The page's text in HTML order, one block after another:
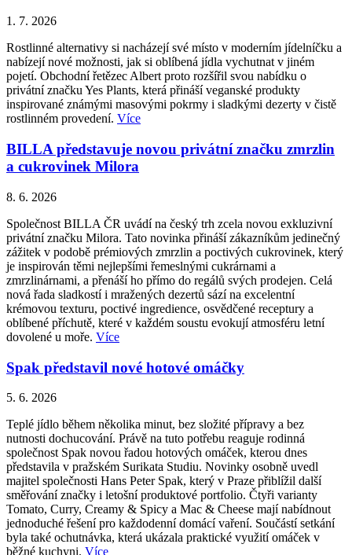
1. 7. 2026
Rostlinné alternativy si nacházejí své místo v moderním jídelníčku a
nabízejí nové možnosti, jak si oblíbená jídla vychutnat v jiném
pojetí. Obchodní řetězec Albert proto rozšířil svou nabídku o
privátní značku Yes Plants, která přináší veganské produkty
inspirované známými masovými pokrmy i sladkými dezerty v čistě
rostlinném provedení. Více
BILLA představuje novou privátní značku zmrzlin
a cukrovinek Milora
8. 6. 2026
Společnost BILLA ČR uvádí na český trh zcela novou exkluzivní
privátní značku Milora. Tato novinka přináší zákazníkům jedinečný
zážitek v podobě prémiových zmrzlin a poctivých cukrovinek, který
je inspirován těmi nejlepšími řemeslnými cukrárnami a
zmrzlinárnami, a přenáší ho přímo do regálů svých prodejen. Celá
nová řada sladkostí i mražených dezertů sází na excelentní
krémovou texturu, poctivé ingredience, osvědčené receptury a
oblíbené příchutě, které v každém soustu evokují atmosféru letní
dovolené u moře. Více
Spak představil nové hotové omáčky
5. 6. 2026
Teplé jídlo během několika minut, bez složité přípravy a bez
nutnosti dochucování. Právě na tuto potřebu reaguje rodinná
společnost Spak novou řadou hotových omáček, kterou dnes
představila v pražském Surikata Studiu. Novinky osobně uvedl
majitel společnosti Hans Peter Spak, který v Praze přiblížil další
směřování značky i letošní produktové portfolio. Čtyři varianty
Tomato, Curry, Creamy & Spicy a Mac & Cheese mají nabídnout
jednoduché řešení pro každodenní domácí vaření. Součástí setkání
byla také ochutnávka, která ukázala praktické využití omáček v
běžné kuchyni. Více